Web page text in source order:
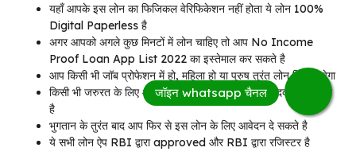
यहाँ आपके इस लोन का फिजिकल वेरिफिकेशन नहीं होता ये लोन 100%
Digital Paperless है
अगर आपको अगले कुछ मिनटों में लोन चाहिए तो आप No Income
Proof Loan App List 2022 का इस्तेमाल कर सकते है
आप किसी भी जॉब प्रोफेशन में हो, महिला हो या पुरुष तुरंत लोन मिल जायेगा
किसी भी जरुरत के लिए आप इस लोन को घर बैठे फ़ोन की मदद से ले सकते
है
भुगतान के तुरंत बाद आप फिर से इस लोन के लिए आवेदन दे सकते है
ये सभी लोन ऐप RBI द्वारा approved और RBI द्वारा रजिस्टर है